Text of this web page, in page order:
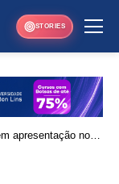
STORIES
apresentação no